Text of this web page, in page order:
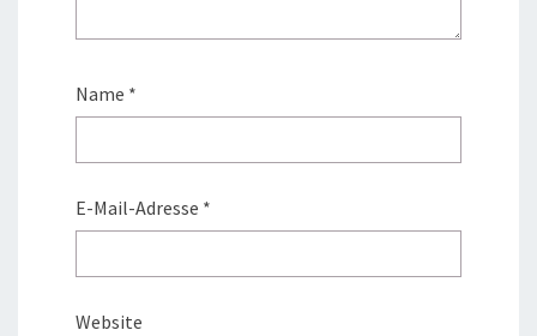
Name *
E-Mail-Adresse *
Website